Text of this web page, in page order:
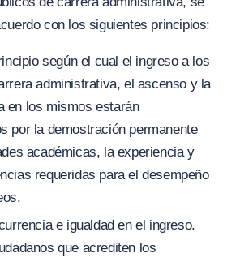
con los siguientes principios:
según el cual el ingreso a los
administrativa, el ascenso y la
en los mismos estarán
por la demostración permanente
académicas, la experiencia y
requeridas para el desempeño
e igualdad en el ingreso.
que acrediten los